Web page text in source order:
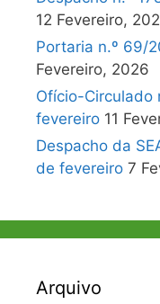
12 Fevereiro,
Portaria n.º 69/
Fevereiro, 2026
Ofício-Circulado
fevereiro 11
Despacho da
de fevereiro 7
Arquivo